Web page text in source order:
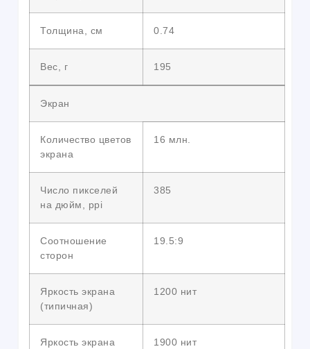
Толщина, см 0.74
Вес, г 195
Экран
Количество цветов
экрана
16 млн.
Число пикселей
на дюйм, ppi
385
Соотношение
сторон
19.5:9
Яркость экрана
(типичная)
1200 нит
Яркость экрана
1900 нит